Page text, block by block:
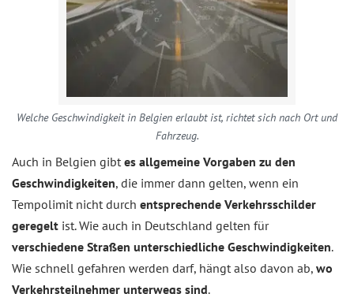
Welche Geschwindigkeit in Belgien erlaubt ist, richtet sich nach Ort und
Fahrzeug.
Auch in Belgien gibt es allgemeine Vorgaben zu den
Geschwindigkeiten, die immer dann gelten, wenn ein
Tempolimit nicht durch entsprechende Verkehrsschilder
geregelt ist. Wie auch in Deutschland gelten für
verschiedene Straßen unterschiedliche Geschwindigkeiten.
Wie schnell gefahren werden darf, hängt also davon ab, wo
Verkehrsteilnehmer unterwegs sind.